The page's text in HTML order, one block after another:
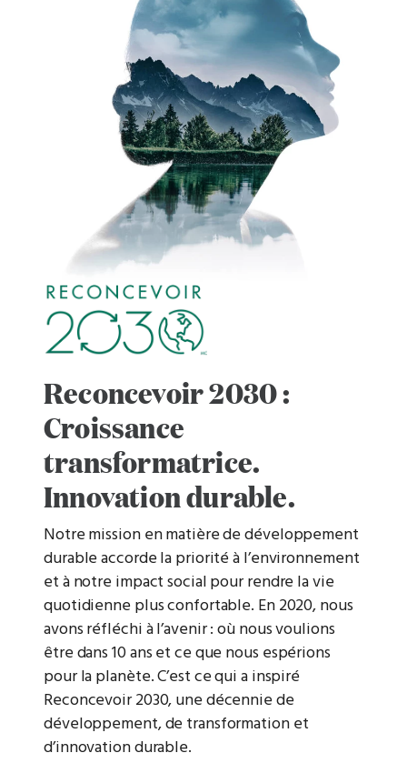
Reconcevoir 2030 :
Croissance
transformatrice.
Innovation durable.
Notre mission en matière de développement
durable accorde la priorité à l’environnement
et à notre impact social pour rendre la vie
quotidienne plus confortable. En 2020, nous
avons réfléchi à l’avenir : où nous voulions
être dans 10 ans et ce que nous espérions
pour la planète. C’est ce qui a inspiré
Reconcevoir 2030, une décennie de
développement, de transformation et
d’innovation durable.